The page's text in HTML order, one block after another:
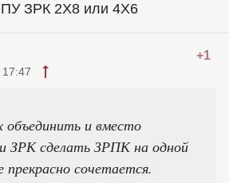
ЗРК 2Х8 или 4Х6
+1
объединить и вместо
ЗРК сделать ЗРПК на одной
прекрасно сочетается.